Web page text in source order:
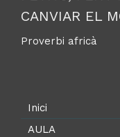
CANVIAR EL
Proverbi africà
Inici
AULA